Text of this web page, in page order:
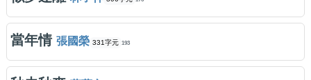
當年情 張國榮 331字元 193